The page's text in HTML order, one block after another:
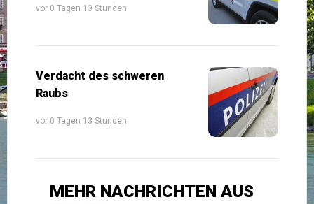
vor 0 Tagen 13 Stunden
Verdacht des schweren
Raubs
vor 0 Tagen 13 Stunden
MEHR NACHRICHTEN AUS